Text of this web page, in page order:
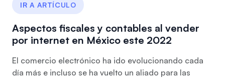
IR A ARTÍCULO
Aspectos fiscales y contables al vender
por internet en México este 2022
El comercio electrónico ha ido evolucionando cada
día más e incluso se ha vuelto un aliado para las